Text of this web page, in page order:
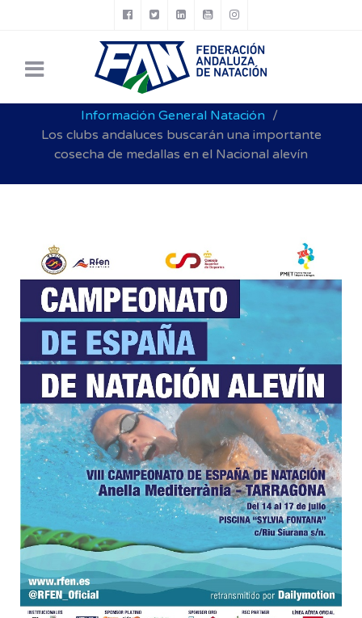
Noticias FAN
Información General Natación
Los clubs andaluces buscarán una importante
cosecha de medallas en el Nacional alevín